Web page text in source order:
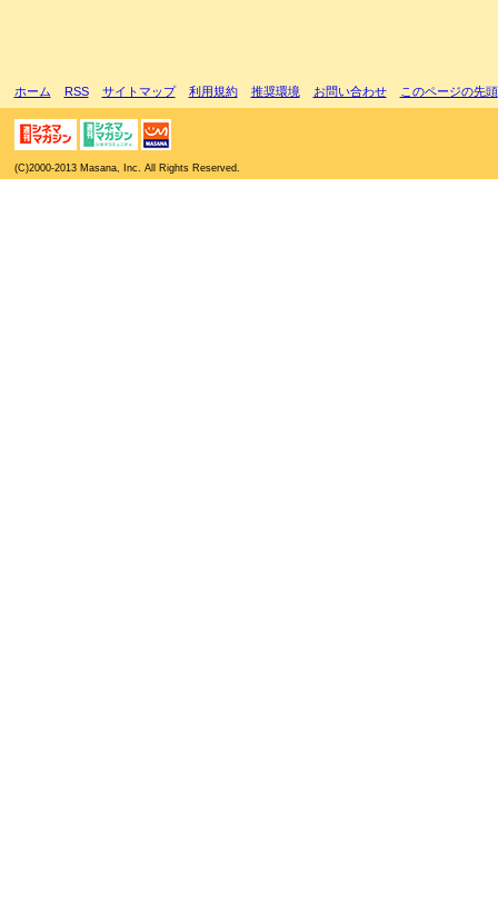
ホーム RSS サイトマップ 利用規約 推奨環境 お問い合わせ このページの先頭
(C)2000-2013 Masana, Inc. All Rights Reserved.